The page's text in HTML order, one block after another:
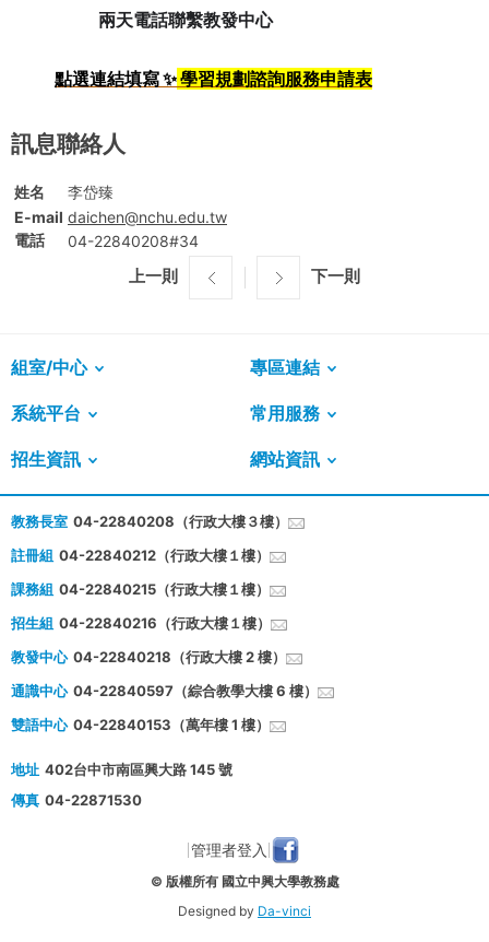
兩天電話聯繫教發中心
點選連結填寫 ✨學習規劃諮詢服務申請表
訊息聯絡人
姓名
李岱臻
E-mail daichen@nchu.edu.tw
電話
04-22840208#34
上一則 下一則
組室/中心 專區連結
系統平台 常用服務
招生資訊 網站資訊
教務長室 04-22840208（行政大樓３樓）
註冊組 04-22840212（行政大樓１樓）
課務組 04-22840215（行政大樓１樓）
招生組 04-22840216（行政大樓１樓）
教發中心 04-22840218（行政大樓 2 樓）
通識中心 04-22840597（綜合教學大樓 6 樓）
雙語中心 04-22840153（萬年樓 1 樓）
地址 402台中市南區興大路 145 號
傳真 04-22871530
管理者登入
© 版權所有 國立中興大學教務處
Designed by Da-vinci